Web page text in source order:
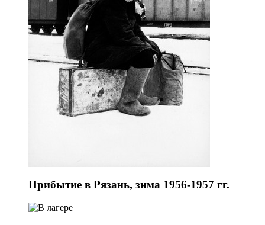
Прибытие в Рязань, зима 1956-1957 гг.